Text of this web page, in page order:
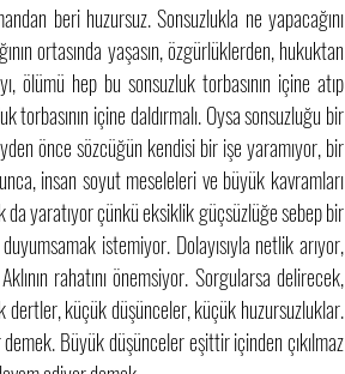
beri huzursuz. Sonsuzlukla ne yapacağını
ortasında yaşasın, özgürlüklerden, hukuktan
ölümü hep bu sonsuzluk torbasının içine atıp
içine daldırmalı. Oysa sonsuzluğu bir
önce sözcüğün kendisi bir işe yaramıyor, bir
insan soyut meseleleri ve büyük kavramları
da yaratıyor çünkü eksiklik güçsüzlüğe sebep bir
istemiyor. Dolayısıyla netlik arıyor,
rahatını önemsiyor. Sorgularsa delirecek,
küçük düşünceler, küçük huzursuzluklar.
Büyük düşünceler eşittir içinden çıkılmaz